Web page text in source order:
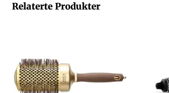
Relaterte Produkter